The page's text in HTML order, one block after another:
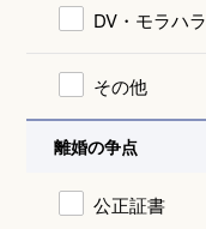
DV・モラハラ
その他
離婚の争点
公正証書